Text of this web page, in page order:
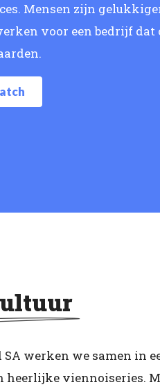
Mensen zijn
voor een bedrijf
SA werken we samen in
heerlijke viennoiseries.